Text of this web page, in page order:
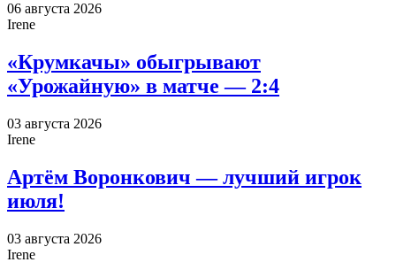
06 августа 2026
Irene
«Крумкачы» обыгрывают
«Урожайную» в матче — 2:4
03 августа 2026
Irene
Артём Воронкович — лучший игрок
июля!
03 августа 2026
Irene